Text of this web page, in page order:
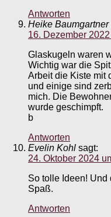
Antworten
Heike Baumgartner
16. Dezember
Glaskugeln waren
Wichtig war die
Arbeit die Kiste mit
und einige sind
mich. Die
wurde geschimpft.
b
Antworten
Evelin Kohl sagt:
24. Oktober 2024
So tolle Ideen! Und
Spaß.
Antworten